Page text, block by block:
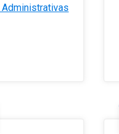
Administrativas